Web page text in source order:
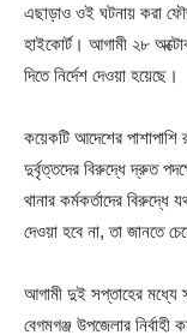
এছাড়াও ওই ঘটনায় করা
হাইকোর্ট। আগামী ২৮
দিতে নির্দেশ দেওয়া হয়েছে।
কয়েকটি আদেশের
দুর্বৃত্তদের বিরুদ্ধে দ্রুত
থানার কর্মকর্তাদের
দেওয়া হবে না, তা জানতে
আগামী দুই সপ্তাহের মধ্যে
বেগমগঞ্জ উপজেলার নির্বাহী